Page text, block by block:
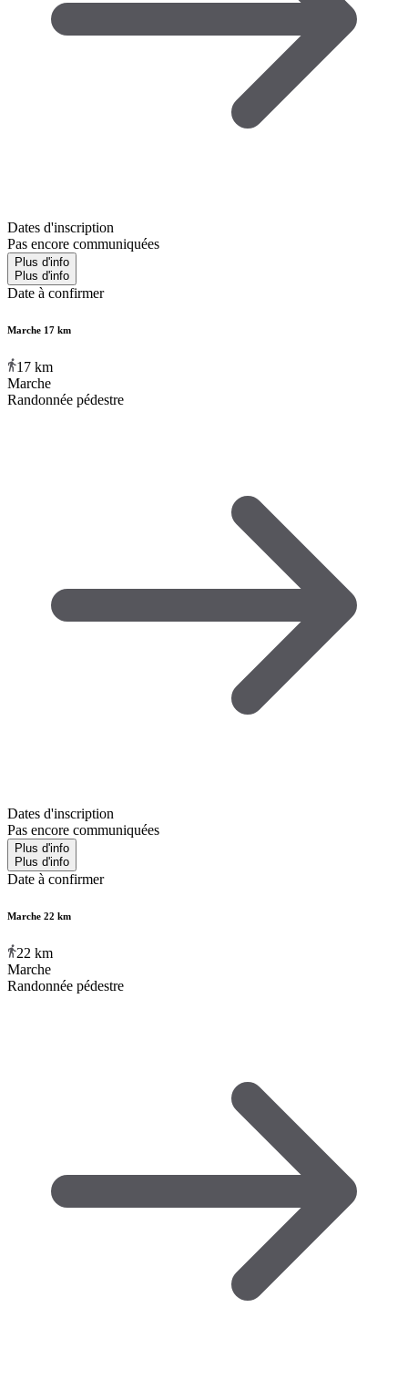
Dates d'inscription
Pas encore communiquées
Plus d'info
Plus d'info
Date à confirmer
Marche 17 km
17 km
Marche
Randonnée pédestre
Dates d'inscription
Pas encore communiquées
Plus d'info
Plus d'info
Date à confirmer
Marche 22 km
22 km
Marche
Randonnée pédestre